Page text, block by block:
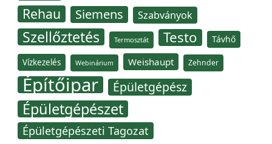
Rehau Siemens Szabványok
Szellőztetés Termosztát Testo Távhő
Vízkezelés Webinárium Weishaupt Zehnder
Építőipar Épületgépész
Épületgépészet
Épületgépészeti Tagozat